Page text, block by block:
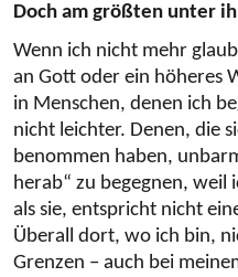
Doch am größten unter
Wenn ich nicht mehr
an Gott oder ein höheres
in Menschen, denen ich
nicht leichter. Denen, die
benommen haben,
herab“ zu begegnen, weil
als sie, entspricht nicht
Überall dort, wo ich bin,
Grenzen – auch bei